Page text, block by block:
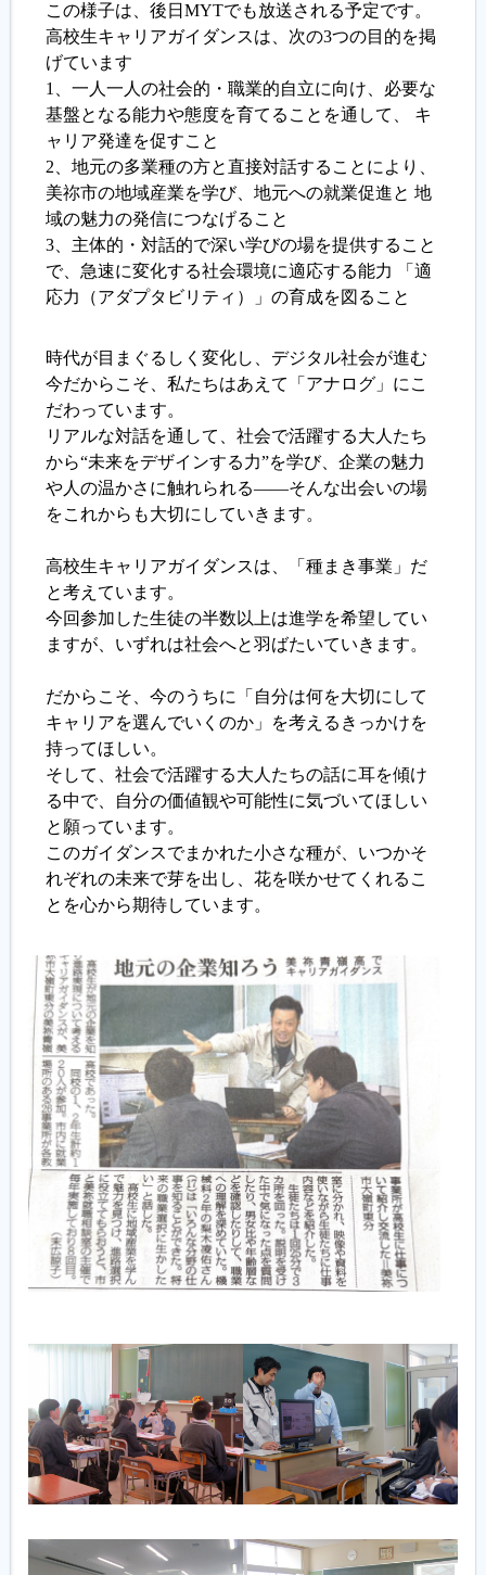
この様子は、後日MYTでも放送される予定です。
高校生キャリアガイダンスは、次の3つの目的を掲
げています
1、一人一人の社会的・職業的自立に向け、必要な
基盤となる能力や態度を育てることを通して、 キ
ャリア発達を促すこと
2、地元の多業種の方と直接対話することにより、
美祢市の地域産業を学び、地元への就業促進と 地
域の魅力の発信につなげること
3、主体的・対話的で深い学びの場を提供すること
で、急速に変化する社会環境に適応する能力 「適
応力（アダプタビリティ）」の育成を図ること
時代が目まぐるしく変化し、デジタル社会が進む
今だからこそ、私たちはあえて「アナログ」にこ
だわっています。
リアルな対話を通して、社会で活躍する大人たち
から“未来をデザインする力”を学び、企業の魅力
や人の温かさに触れられる――そんな出会いの場
をこれからも大切にしていきます。
高校生キャリアガイダンスは、「種まき事業」だ
と考えています。
今回参加した生徒の半数以上は進学を希望してい
ますが、いずれは社会へと羽ばたいていきます。
だからこそ、今のうちに「自分は何を大切にして
キャリアを選んでいくのか」を考えるきっかけを
持ってほしい。
そして、社会で活躍する大人たちの話に耳を傾け
る中で、自分の価値観や可能性に気づいてほしい
と願っています。
このガイダンスでまかれた小さな種が、いつかそ
れぞれの未来で芽を出し、花を咲かせてくれるこ
とを心から期待しています。